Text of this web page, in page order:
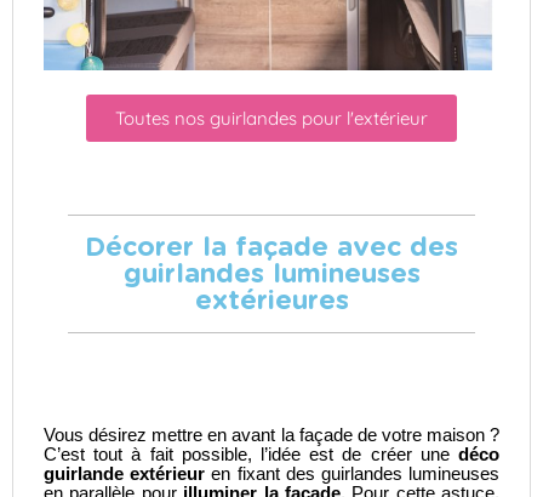
Toutes nos guirlandes pour l'extérieur
Décorer la façade avec des
guirlandes lumineuses
extérieures
Vous désirez mettre en avant la façade de votre maison ?
C’est tout à fait possible, l’idée est de créer une déco
guirlande extérieur en fixant des guirlandes lumineuses